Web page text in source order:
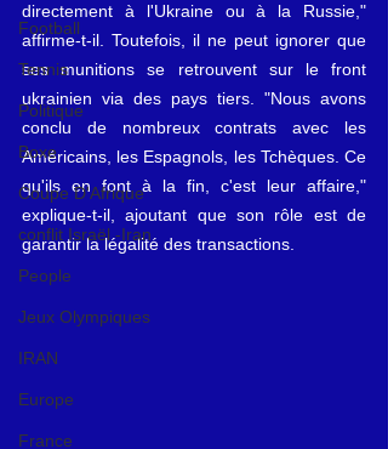
Football
Tennis
Politique
Boxe
Coupe D'Afrique
conflit Israël -Iran
People
Jeux Olympiques
IRAN
Europe
France
directement à l'Ukraine ou à la Russie,"
affirme-t-il. Toutefois, il ne peut ignorer que
ses munitions se retrouvent sur le front
ukrainien via des pays tiers. "Nous avons
conclu de nombreux contrats avec les
Américains, les Espagnols, les Tchèques. Ce
qu'ils en font à la fin, c'est leur affaire,"
explique-t-il, ajoutant que son rôle est de
garantir la légalité des transactions.